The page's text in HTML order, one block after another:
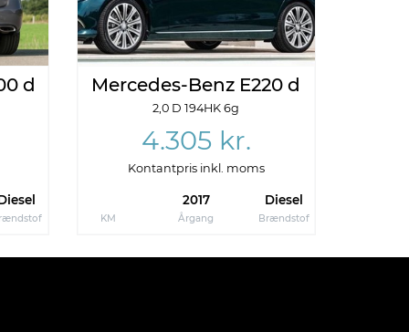
d Mercedes-Benz E220 d
2,0 D 194HK 6g
4.305 kr.
Kontantpris inkl. moms
KM
2017
Årgang
Diesel
Brændstof